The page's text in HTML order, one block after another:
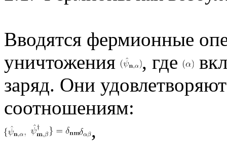
Вводятся фермионные
уничтожения
, где
заряд. Они
соотношениям:
,